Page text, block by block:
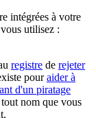
intégrées à votre
utilisez :
registre de rejeter
pouraider à
d'un piratage
nom que vous